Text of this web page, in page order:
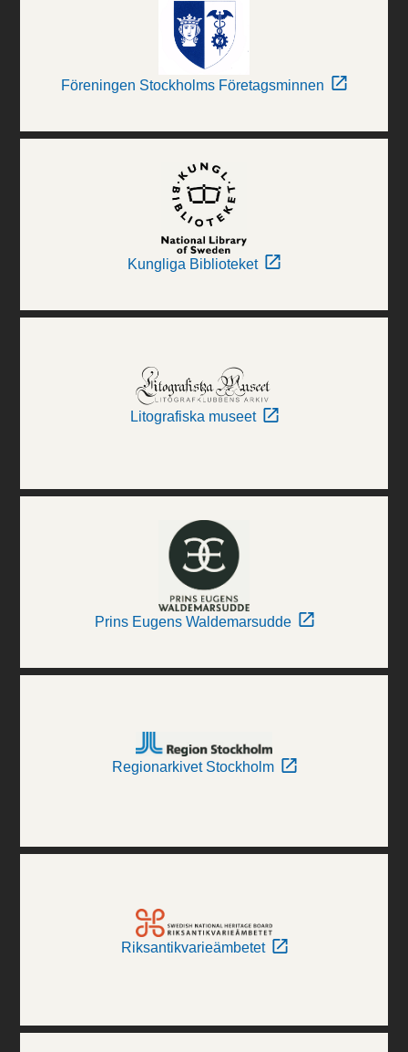
Föreningen Stockholms Företagsminnen
Kungliga Biblioteket
Litografiska museet
Prins Eugens Waldemarsudde
Regionarkivet Stockholm
Riksantikvarieämbetet